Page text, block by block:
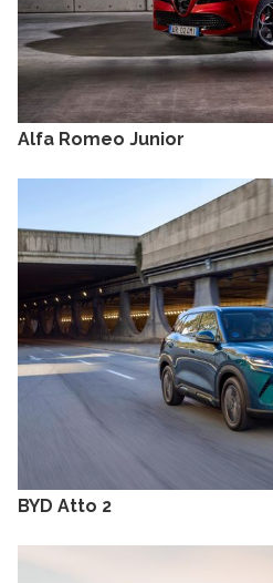
Alfa Romeo Junior
BYD Atto 2